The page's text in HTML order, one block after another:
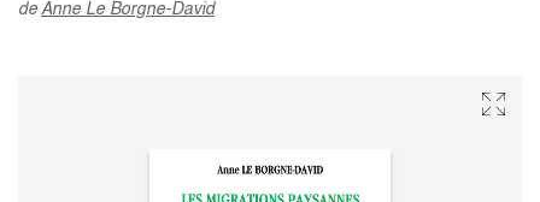
de Anne Le Borgne-David